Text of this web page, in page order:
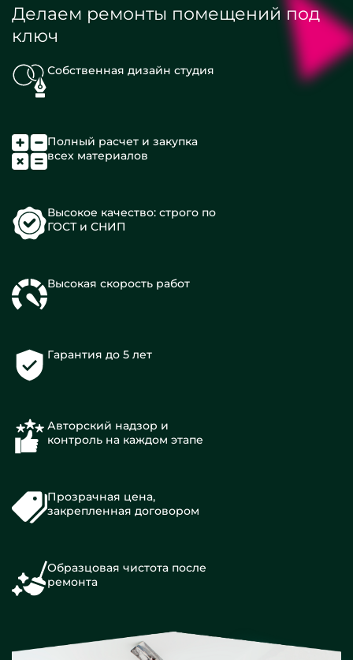
Делаем ремонты помещений под
ключ
Собственная дизайн студия
Полный расчет и закупка
всех материалов
Высокое качество: строго по
ГОСТ и СНИП
Высокая скорость работ
Гарантия до 5 лет
Авторский надзор и
контроль на каждом этапе
Прозрачная цена,
закрепленная договором
Образцовая чистота после
ремонта